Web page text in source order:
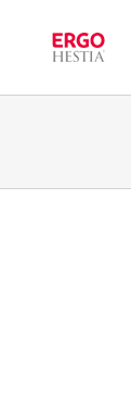
zawartości